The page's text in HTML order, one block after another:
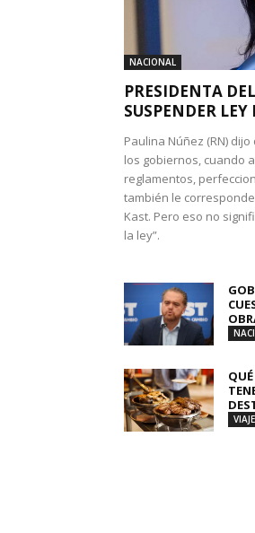
NACIONAL
PRESIDENTA
SUSPENDER
Paulina Núñez (RN)
los gobiernos, cuando
reglamentos,
también le
Kast. Pero eso no
la ley”.